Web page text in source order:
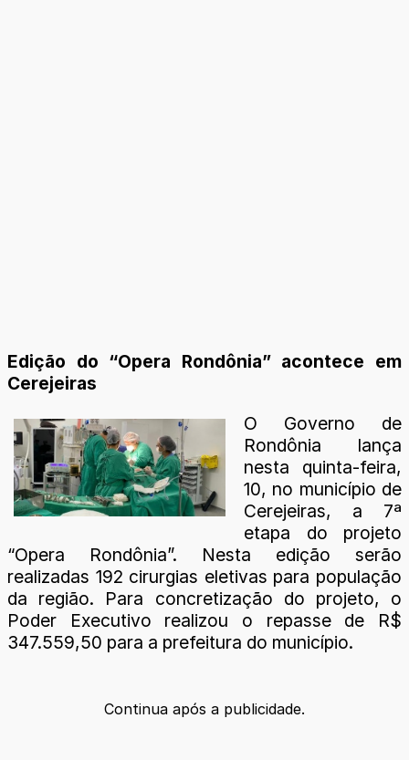
Edição do “Opera Rondônia” acontece em
Cerejeiras
O Governo de
Rondônia lança
nesta quinta-feira,
10, no município de
Cerejeiras, a 7ª
etapa do projeto
“Opera Rondônia”. Nesta edição serão
realizadas 192 cirurgias eletivas para população
da região. Para concretização do projeto, o
Poder Executivo realizou o repasse de R$
347.559,50 para a prefeitura do município.
Continua após a publicidade.